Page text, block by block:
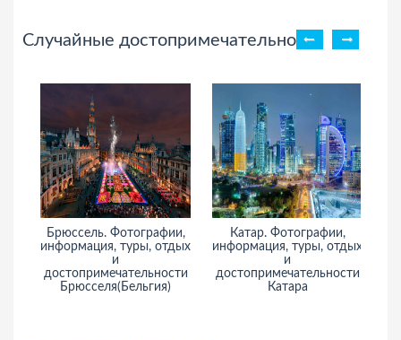
Случайные достопримечательности
Брюссель. Фотографии,
информация, туры, отдых
и
достопримечательности
Брюсселя(Бельгия)
Катар. Фотографии,
информация, туры, отдых
и
достопримечательности
Катара